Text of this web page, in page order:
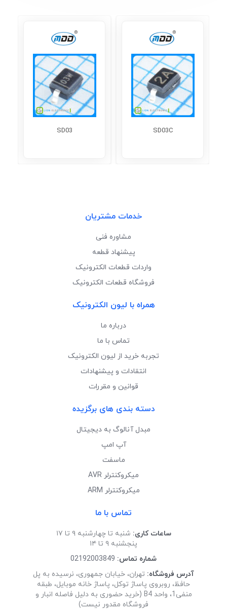
SD03C
SD03
خدمات مشتریان
مشاوره فنی
پیشنهاد قطعه
واردات قطعات الکترونیک
فروشگاه قطعات الکترونیک
همراه با لیون الکترونیک
درباره ما
تماس با ما
تجربه خرید از لیون الکترونیک
انتقادات و پیشنهادات
قوانین و مقررات
دسته بندی های برگزیده
مبدل آنالوگ به دیجیتال
آپ امپ
ماسفت
میکروکنترلر AVR
میکروکنترلر ARM
تماس با ما
ساعات کاری: شنبه تا چهارشنبه ۹ تا ۱۷
پنجشنبه ۹ تا ۱۴
شماره تماس: 02192003849
آدرس فروشگاه: تهران، خیابان جمهوری، نرسیده به پل
حافظ، روبروی پاساژ توکل، پاساژ خانه موبایل، طبقه
منفی1، واحد B4 (خرید حضوری به دلیل فاصله انبار و
فروشگاه مقدور نیست)